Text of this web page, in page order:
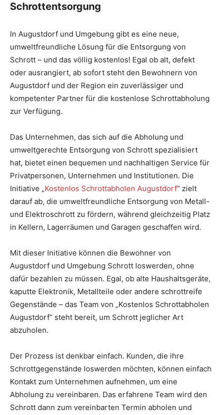
Schrottentsorgung
In Augustdorf und Umgebung gibt es eine neue,
umweltfreundliche Lösung für die Entsorgung von
Schrott – und das völlig kostenlos! Egal ob alt, defekt
oder ausrangiert, ab sofort steht den Bewohnern von
Augustdorf und der Region ein zuverlässiger und
kompetenter Partner für die kostenlose Schrottabholung
zur Verfügung.
Das Unternehmen, das sich auf die Abholung und
umweltgerechte Entsorgung von Schrott spezialisiert
hat, bietet einen bequemen und nachhaltigen Service für
Privatpersonen, Unternehmen und Institutionen. Die
Initiative „Kostenlos Schrottabholen Augustdorf“ zielt
darauf ab, die umweltfreundliche Entsorgung von Metall-
und Elektroschrott zu fördern, während gleichzeitig Platz
in Kellern, Lagerräumen und Garagen geschaffen wird.
Mit dieser Initiative können die Bewohner von
Augustdorf und Umgebung Schrott loswerden, ohne
dafür bezahlen zu müssen. Egal, ob alte Haushaltsgeräte,
kaputte Elektronik, Metallteile oder andere schrottreife
Gegenstände – das Team von „Kostenlos Schrottabholen
Augustdorf“ steht bereit, um Schrott jeglicher Art
abzuholen.
Der Prozess ist denkbar einfach. Kunden, die ihre
Schrottgegenstände loswerden möchten, können einfach
Kontakt zum Unternehmen aufnehmen, um eine
Abholung zu vereinbaren. Das erfahrene Team wird den
Schrott dann zum vereinbarten Termin abholen und